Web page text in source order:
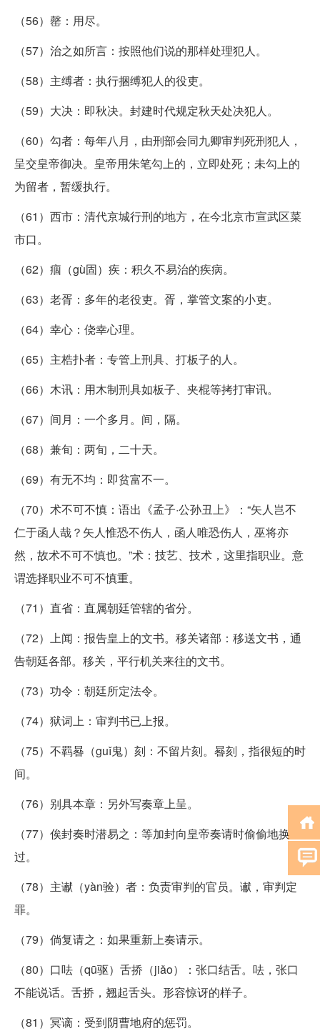
（56）罄：用尽。
（57）治之如所言：按照他们说的那样处理犯人。
（58）主缚者：执行捆缚犯人的役吏。
（59）大决：即秋决。封建时代规定秋天处决犯人。
（60）勾者：每年八月，由刑部会同九卿审判死刑犯人，
呈交皇帝御决。皇帝用朱笔勾上的，立即处死；未勾上的
为留者，暂缓执行。
（61）西市：清代京城行刑的地方，在今北京市宣武区菜
市口。
（62）痼（gù固）疾：积久不易治的疾病。
（63）老胥：多年的老役吏。胥，掌管文案的小吏。
（64）幸心：侥幸心理。
（65）主梏扑者：专管上刑具、打板子的人。
（66）木讯：用木制刑具如板子、夹棍等拷打审讯。
（67）间月：一个多月。间，隔。
（68）兼旬：两旬，二十天。
（69）有无不均：即贫富不一。
（70）术不可不慎：语出《孟子·公孙丑上》：“矢人岂不
仁于函人哉？矢人惟恐不伤人，函人唯恐伤人，巫将亦
然，故术不可不慎也。”术：技艺、技术，这里指职业。意
谓选择职业不可不慎重。
（71）直省：直属朝廷管辖的省分。
（72）上闻：报告皇上的文书。移关诸部：移送文书，通
告朝廷各部。移关，平行机关来往的文书。
（73）功令：朝廷所定法令。
（74）狱词上：审判书已上报。
（75）不羁晷（guǐ鬼）刻：不留片刻。晷刻，指很短的时
间。
（76）别具本章：另外写奏章上呈。
（77）俟封奏时潜易之：等加封向皇帝奏请时偷偷地换
过。
（78）主谳（yàn验）者：负责审判的官员。谳，审判定
罪。
（79）倘复请之：如果重新上奏请示。
（80）口呿（qū驱）舌挢（jiǎo）：张口结舌。呿，张口
不能说话。舌挢，翘起舌头。形容惊讶的样子。
（81）冥谪：受到阴曹地府的惩罚。